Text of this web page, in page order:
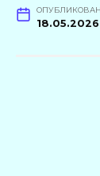
18.05.2026